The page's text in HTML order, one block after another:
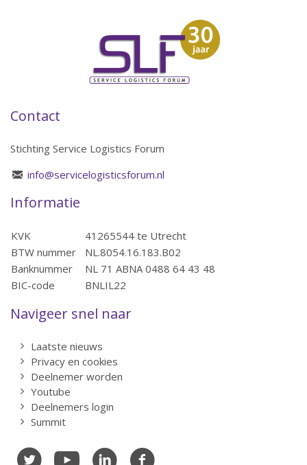
Contact
Stichting Service Logistics Forum
info@servicelogisticsforum.nl
Informatie
KVK
41265544 te Utrecht
BTW nummer
NL.8054.16.183.B02
Banknummer
NL 71 ABNA 0488 64 43 48
BIC-code
BNLIL22
Navigeer snel naar
Laatste nieuws
Privacy en cookies
Deelnemer worden
Youtube
Deelnemers login
Summit